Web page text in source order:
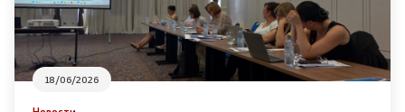
Со еден клик до сите услуги
18/06/2026